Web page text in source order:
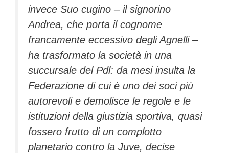
invece Suo cugino – il signorino
Andrea, che porta il cognome
francamente eccessivo degli Agnelli –
ha trasformato la società in una
succursale del Pdl: da mesi insulta la
Federazione di cui è uno dei soci più
autorevoli e demolisce le regole e le
istituzioni della giustizia sportiva, quasi
fossero frutto di un complotto
planetario contro la Juve, decise